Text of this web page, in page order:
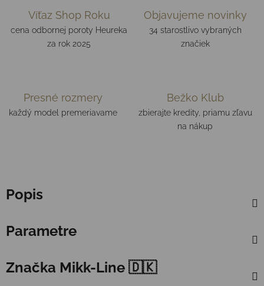
Víťaz Shop Roku
cena odbornej poroty Heureka
za rok 2025
Objavujeme novinky
34 starostlivo vybraných
značiek
Presné rozmery
každý model premeriavame
Bežko Klub
zbierajte kredity, priamu zľavu
na nákup
Popis
Parametre
Značka Mikk-Line 🇩🇰